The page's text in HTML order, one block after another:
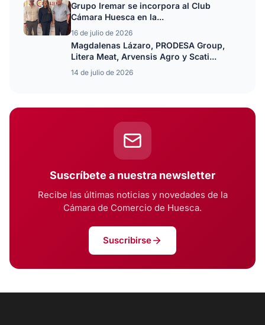
Grupo Iremar se incorpora al Club
Cámara Huesca en la...
16 de julio de 2026
Magdalenas Lázaro, PRODESA Group,
Litera Meat, Arvensis Agro y Scati...
14 de julio de 2026
Suscríbete a nuestra newsletter
Recibe las últimas noticias y novedades de la
Cámara de Comercio de Huesca.
Suscribirse